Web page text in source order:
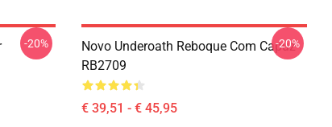
-20%
Novo Underoath Reboque Com Capuz
RB2709
€ 39,51 - € 45,95
-20%